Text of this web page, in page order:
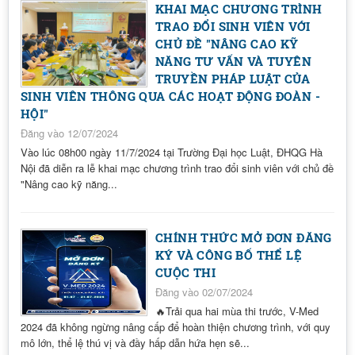
KHAI MẠC CHƯƠNG TRÌNH
TRAO ĐỔI SINH VIÊN VỚI
CHỦ ĐỀ "NÂNG CAO KỸ
NĂNG TƯ VẤN VÀ TUYÊN
TRUYỀN PHÁP LUẬT CỦA
SINH VIÊN THÔNG QUA CÁC HOẠT ĐỘNG ĐOÀN -
HỘI"
Đăng vào 12/07/2024
Vào lúc 08h00 ngày 11/7/2024 tại Trường Đại học Luật, ĐHQG Hà
Nội đã diễn ra lễ khai mạc chương trình trao đổi sinh viên với chủ đề
"Nâng cao kỹ năng...
CHÍNH THỨC MỞ ĐƠN ĐĂNG
KÝ VÀ CÔNG BỐ THỂ LỆ
CUỘC THI
Đăng vào 02/07/2024
🔥Trải qua hai mùa thi trước, V-Med
2024 đã không ngừng nâng cấp để hoàn thiện chương trình, với quy
mô lớn, thể lệ thú vị và đầy hấp dẫn hứa hẹn sẽ...